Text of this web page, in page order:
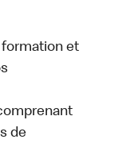
formation et
de